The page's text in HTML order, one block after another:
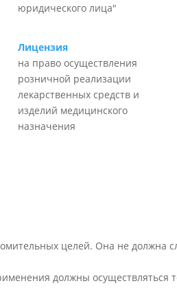
юридического лица"
Лицензия
на право осуществления
розничной реализации
лекарственных средств и
изделий медицинского
назначения
целей. Она не должна
должны осуществляться